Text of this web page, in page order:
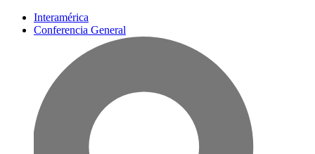
Interamérica
Conferencia General